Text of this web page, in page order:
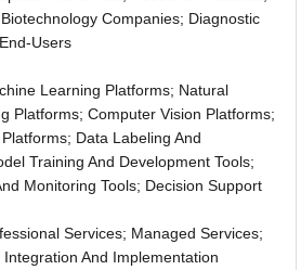
Companies; Diagnostic
Users
Learning Platforms; Natural
Platforms; Computer Vision Platforms;
Data Labeling And
Training And Development Tools;
Monitoring Tools; Decision Support
Services; Managed Services;
And Implementation